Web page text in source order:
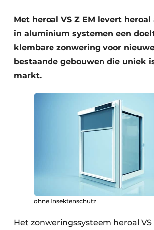
Met heroal VS Z EM levert
in aluminium systemen een
klembare zonwering voor
bestaande gebouwen die uniek
markt.
ohne Insektenschutz
Het zonweringssysteem heroal VS